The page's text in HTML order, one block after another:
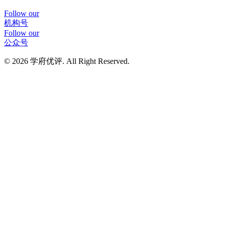
Follow our
机构号
Follow our
公众号
© 2026 学府优评. All Right Reserved.